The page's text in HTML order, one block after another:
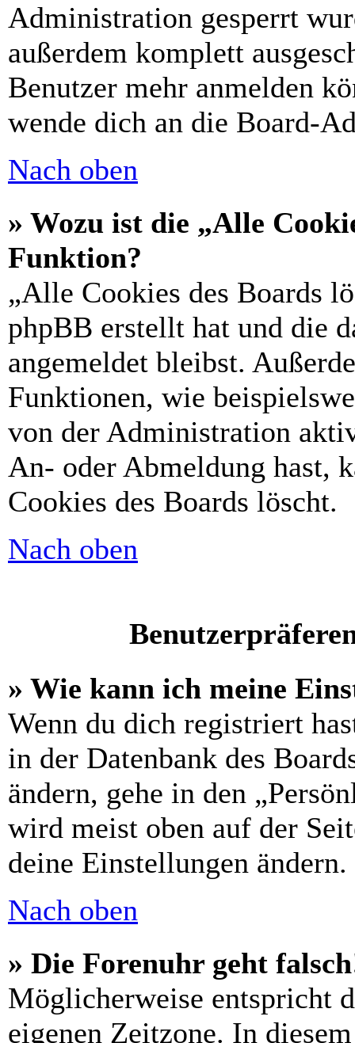
Administration gesperrt
außerdem komplett
Benutzer mehr anmelden
wende dich an die Board-
Nach oben
» Wozu ist die „Alle
Funktion?
„Alle Cookies des Boards
phpBB erstellt hat und die
angemeldet bleibst.
Funktionen, wie
von der Administration
An- oder Abmeldung hast,
Cookies des Boards löscht.
Nach oben
» Wie kann ich meine
Wenn du dich registriert
in der Datenbank des
ändern, gehe in den
wird meist oben auf der
deine Einstellungen ändern.
Nach oben
» Die Forenuhr geht
Möglicherweise entspricht
eigenen Zeitzone. In